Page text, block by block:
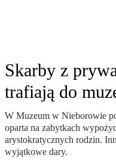
Skarby z
trafiają do
W Muzeum w Nieborowie
oparta na zabytkach
arystokratycznych rodzin.
wyjątkowe dary.